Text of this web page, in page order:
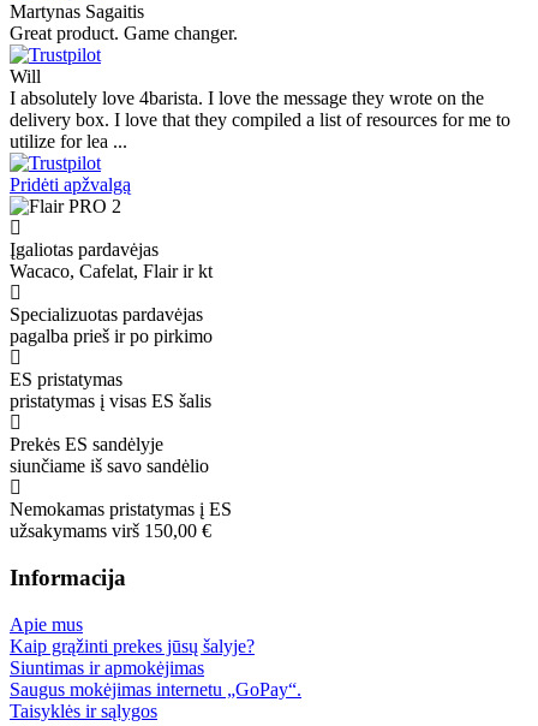
Martynas Sagaitis
Great product. Game changer.
Will
I absolutely love 4barista. I love the message they wrote on the
delivery box. I love that they compiled a list of resources for me to
utilize for lea ...
Pridėti apžvalgą
Įgaliotas pardavėjas
Wacaco, Cafelat, Flair ir kt
Specializuotas pardavėjas
pagalba prieš ir po pirkimo
ES pristatymas
pristatymas į visas ES šalis
Prekės ES sandėlyje
siunčiame iš savo sandėlio
Nemokamas pristatymas į ES
užsakymams virš 150,00 €
Informacija
Apie mus
Kaip grąžinti prekes jūsų šalyje?
Siuntimas ir apmokėjimas
Saugus mokėjimas internetu „GoPay“.
Taisyklės ir sąlygos